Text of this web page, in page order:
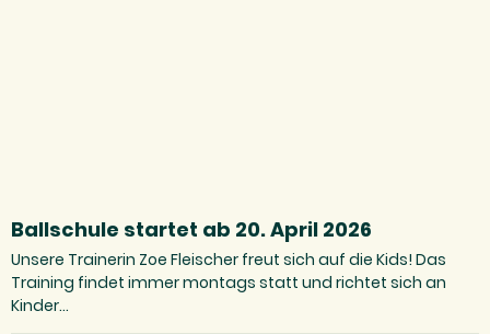
Ballschule startet ab 20. April 2026
Unsere Trainerin Zoe Fleischer freut sich auf die Kids! Das
Training findet immer montags statt und richtet sich an
Kinder…